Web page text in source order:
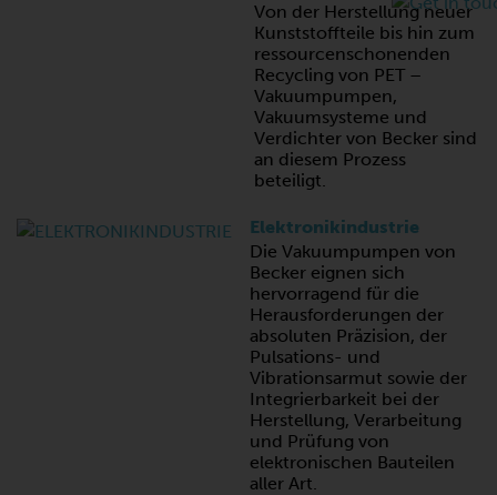
Von der Herstellung neuer
Kunststoffteile bis hin zum
ressourcenschonenden
Recycling von PET –
Vakuumpumpen,
Vakuumsysteme und
Verdichter von Becker sind
an diesem Prozess
beteiligt.
Elektronikindustrie
Die Vakuumpumpen von
Becker eignen sich
hervorragend für die
Herausforderungen der
absoluten Präzision, der
Pulsations- und
Vibrationsarmut sowie der
Integrierbarkeit bei der
Herstellung, Verarbeitung
und Prüfung von
elektronischen Bauteilen
aller Art.